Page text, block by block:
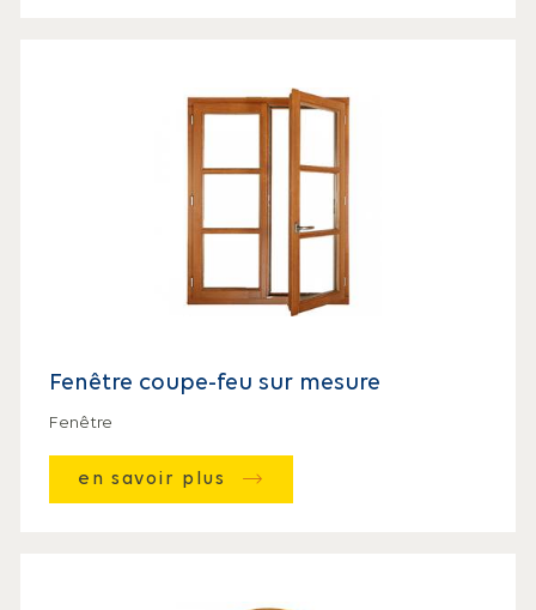
Fenêtre coupe-feu sur mesure
Fenêtre
en savoir plus